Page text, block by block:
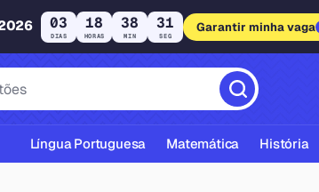
03
DIAS
18
HORAS
38
MIN
30
SEG
Garantir minha vaga
Língua Portuguesa Matemática História